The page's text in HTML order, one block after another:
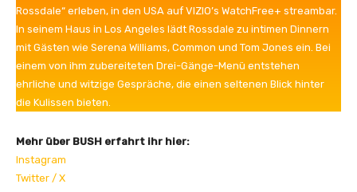
Rossdale“ erleben, in den USA auf VIZIO’s WatchFree+ streambar.
In seinem Haus in Los Angeles lädt Rossdale zu intimen Dinnern
mit Gästen wie Serena Williams, Common und Tom Jones ein. Bei
einem von ihm zubereiteten Drei-Gänge-Menü entstehen
ehrliche und witzige Gespräche, die einen seltenen Blick hinter
die Kulissen bieten.
Mehr über BUSH erfahrt ihr hier:
Instagram
Twitter / X